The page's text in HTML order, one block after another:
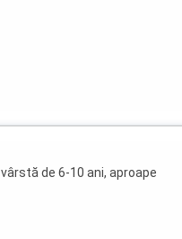
de 6-10 ani, aproape